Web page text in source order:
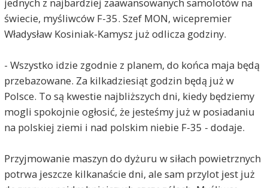
jednych z najbardziej zaawansowanych samolotów na
świecie, myśliwców F-35. Szef MON, wicepremier
Władysław Kosiniak-Kamysz już odlicza godziny.
- Wszystko idzie zgodnie z planem, do końca maja będą
przebazowane. Za kilkadziesiąt godzin będą już w
Polsce. To są kwestie najbliższych dni, kiedy będziemy
mogli spokojnie ogłosić, że jesteśmy już w posiadaniu
na polskiej ziemi i nad polskim niebie F-35 - dodaje.
Przyjmowanie maszyn do dyżuru w siłach powietrznych
potrwa jeszcze kilkanaście dni, ale sam przylot jest już